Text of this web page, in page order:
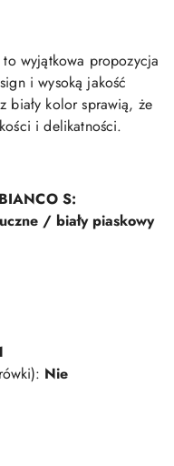
to wyjątkowa propozycja
i wysoką jakość
biały kolor sprawią, że
i delikatności.
S:
/ biały piaskowy
Nie